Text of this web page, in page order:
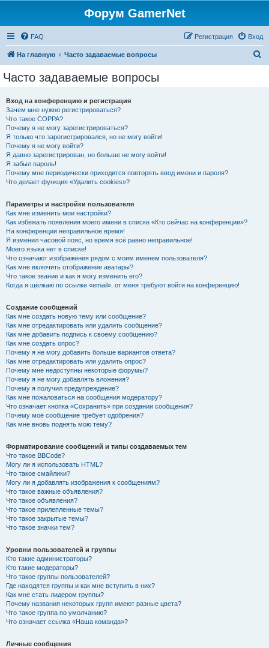
Форум GamerNet
FAQ Вход
Регистрация
На главную Часто задаваемые вопросы
Часто задаваемые вопросы
Вход на конференцию и регистрация
Зачем мне нужно регистрироваться?
Что такое COPPA?
Почему я не могу зарегистрироваться?
Я только что зарегистрировался, но не могу войти!
Почему я не могу войти?
Я давно зарегистрирован, но больше не могу войти!
Я забыл пароль!
Почему мне периодически приходится повторять ввод имени и пароля?
Что делает функция «Удалить cookies»?
Параметры и настройки пользователя
Как мне изменить мои настройки?
Как избежать появления моего имени в списке «Кто сейчас на конференции»?
На конференции неправильное время!
Я изменил часовой пояс, но время всё равно неправильное!
Моего языка нет в списке!
Что означают изображения рядом с моим именем пользователя?
Как мне включить отображение аватары?
Что такое звание и как я могу изменить его?
Когда я щёлкаю по ссылке «email», от меня требуют войти на конференцию!
Создание сообщений
Как мне создать новую тему или сообщение?
Как мне отредактировать или удалить сообщение?
Как мне добавить подпись к своему сообщению?
Как мне создать опрос?
Почему я не могу добавить больше вариантов ответа?
Как мне отредактировать или удалить опрос?
Почему мне недоступны некоторые форумы?
Почему я не могу добавлять вложения?
Почему я получил предупреждение?
Как мне пожаловаться на сообщения модератору?
Что означает кнопка «Сохранить» при создании сообщения?
Почему моё сообщение требует одобрения?
Как мне вновь поднять мою тему?
Форматирование сообщений и типы создаваемых тем
Что такое BBCode?
Могу ли я использовать HTML?
Что такое смайлики?
Могу ли я добавлять изображения к сообщениям?
Что такое важные объявления?
Что такое объявления?
Что такое прилепленные темы?
Что такое закрытые темы?
Что такое значки тем?
Уровни пользователей и группы
Кто такие администраторы?
Кто такие модераторы?
Что такое группы пользователей?
Где находятся группы и как мне вступить в них?
Как мне стать лидером группы?
Почему названия некоторых групп имеют разные цвета?
Что такое группа по умолчанию?
Что означает ссылка «Наша команда»?
Личные сообщения